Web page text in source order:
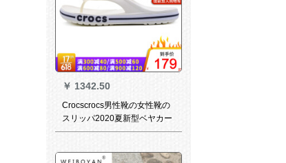
￥ 1342.50
Crocscrocs男性靴の女性靴の
スリッパ2020夏新型ベヤカー
の人の字を引っ張って底の砂
て20393-20393白い/軽い柔ら